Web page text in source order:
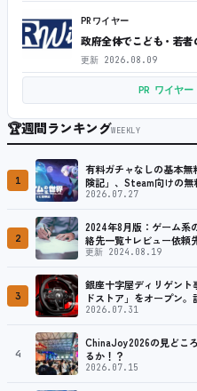
PRワイヤー
政府全体でこども・若
更新 2026.08.09
PR ワイヤ
🏆週間ランキングWEEKLY
1
有料ガチャなしの基本
険記」、Steam向けの無
2026.07.27
2
2024年8月版：ゲーム系
絡先一覧+レビュー依頼
更新 2024.08.19
3
銀座十字屋ディリゲン
ドストア」をオープン
ング／フライトシム向け
2026.07.31
4
ChinaJoy2026の見どこ
るか！？
2026.07.15